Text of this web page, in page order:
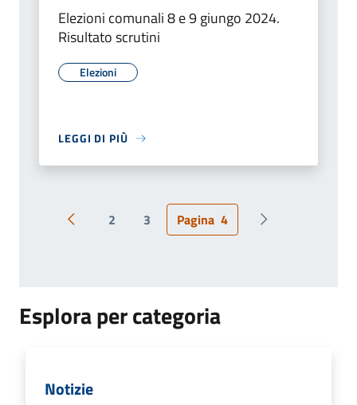
Elezioni comunali 8 e 9 giungo 2024.
Risultato scrutini
Elezioni
LEGGI DI PIÙ
Pagina precedente
2 3 Pagina 4 Pagina
Esplora per categoria
Notizie